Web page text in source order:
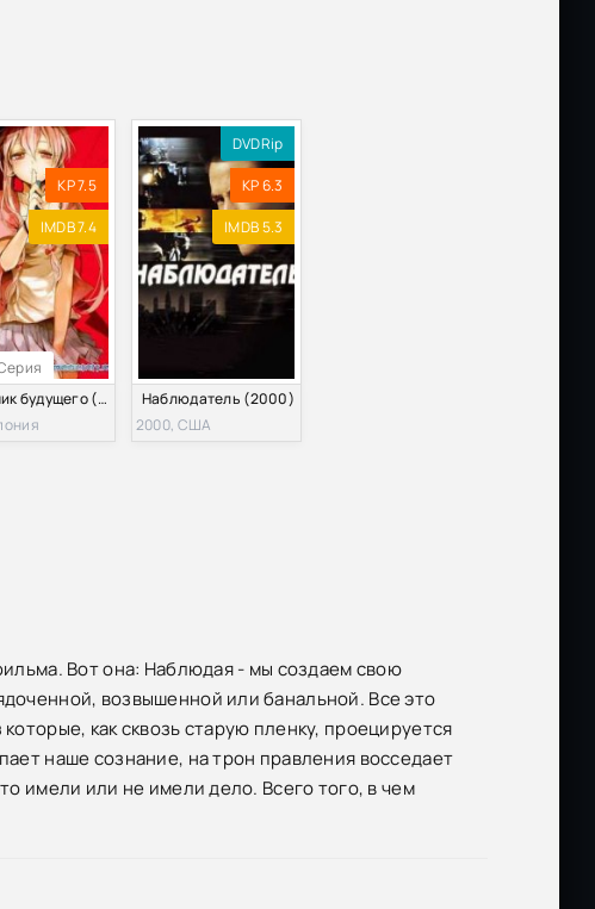
KP 7.5
IMDB 7.4
Дневник будущего (2011)
DVDRip
KP 6.3
IMDB 5.3
Наблюдатель (2000)
2000, США
Вот она: Наблюдая - мы создаем свою
возвышенной или банальной. Все это
как сквозь старую пленку, проецируется
наше сознание, на трон правления восседает
имели или не имели дело. Всего того, в чем